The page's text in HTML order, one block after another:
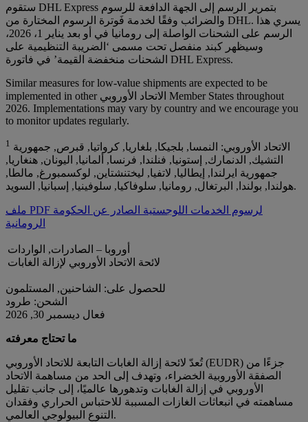
ستقوم DHL Express بتمرير الرسم إلى الجهة الدافعة للرسوم
والضرائب وفقًا لخدمة فَوترة الرسوم المختارة من DHL. يسري هذا
الرسم على الشحنات الواصلة إلى رومانيا في أو بعد يناير 1، 2026،
وسيظهر كبند منفصل تحت مسمى ‘الضريبة التنظيمية على
الشحنات منخفضة القيمة’ في فاتورة DHL Express.
Similar measures for low-value shipments are expected to be
implemented in other الاتحاد الأوروبي Member States throughout
2026. Implementations may vary by country and we encourage you
to monitor updates regularly.
1
التشيك, الدنمارك, إستونيا, فنلندا, فرنسا, ألمانيا, اليونان, هنغاريا,
جمهورية ايرلندا, إيطاليا, لاتفيا, ليختنشتاين, لوكسمبورغ, مالطا,
هولندا, بولندا, البرتغال, رومانيا, سلوفاكيا, سلوفينيا, إسبانيا, السويد.
ملف PDF لرسوم الخدمات اللوجستية الصادر عن الحكومة
الرومانية
أوروبا – الصادرات, الواردات
لائحة الاتحاد الأوروبي لإزالة الغابات
للحصول على: الشاحنين, المستلمون
الشحن: طرود
فعال ديسمبر 30, 2026
ما تحتاج معرفته
تُعدّ لائحة إزالة الغابات التابعة للاتحاد الأوروبي (EUDR) جزءًا من
الصفقة الأوروبية الخضراء، وتهدف إلى الحد من مساهمة الاتحاد
الأوروبي في إزالة الغابات وتدهورها عالميًا، إلى جانب تقليل
مساهمته في انبعاثات الغازات المسببة للاحتباس الحراري وفقدان
التنوع البيولوجي العالمي.